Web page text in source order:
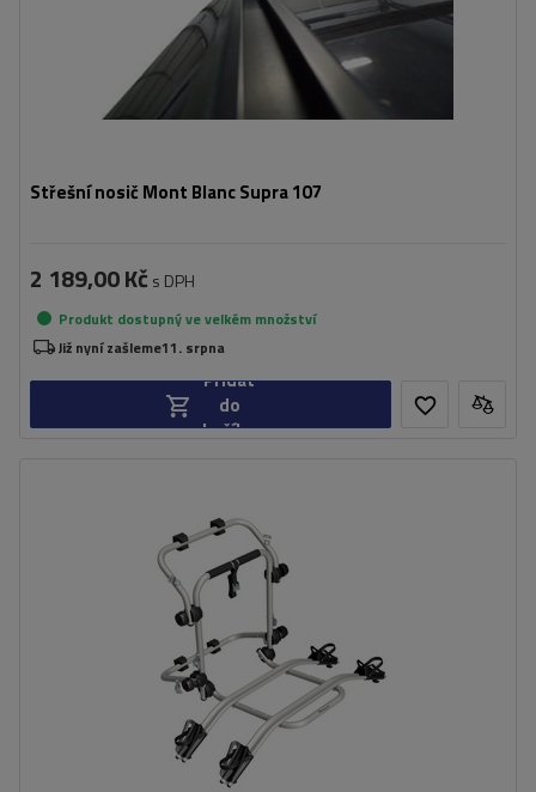
Střešní nosič Mont Blanc Supra 107
2 189,00 Kč s DPH
Produkt dostupný ve velkém množství
Již nyní zašleme11. srpna
Přidat
do
košíku
Maximální hmotnost jízdního kola:
Nosnost nosiče jízdních kol:
45 kg
kompatibilní s elektrokoly
hliníková konstrukce